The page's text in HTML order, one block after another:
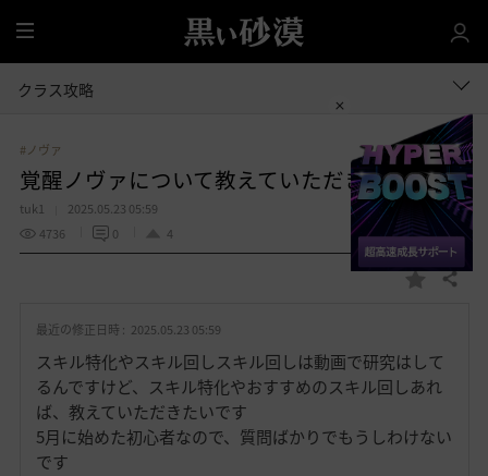
全
体
クラス攻略
#ノヴァ
覚醒ノヴァについて教えていただきたいです
tuk1
2025.05.23 05:59
4736
0 4
お
入
り
共有する
最近の修正日時 : 2025.05.23 05:59
スキル特化やスキル回しスキル回しは動画で研究はして
るんですけど、スキル特化やおすすめのスキル回しあれ
ば、教えていただきたいです
5月に始めた初心者なので、質問ばかりでもうしわけない
です